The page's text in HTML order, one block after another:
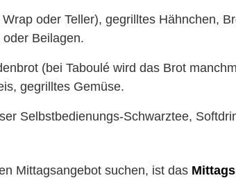
oder Teller), gegrilltes Hähnchen,
Beilagen.
(bei Taboulé wird das Brot
gegrilltes Gemüse.
Selbstbedienungs-Schwarztee,
Mittagsangebot suchen, ist das